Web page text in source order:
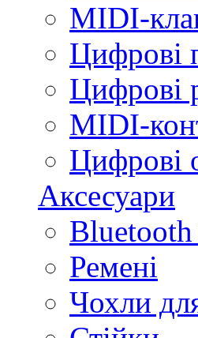
MIDI-
Цифрові
Цифрові
MIDI-
Цифрові
Аксесуари
Bluetooth
Ремені
Чохли